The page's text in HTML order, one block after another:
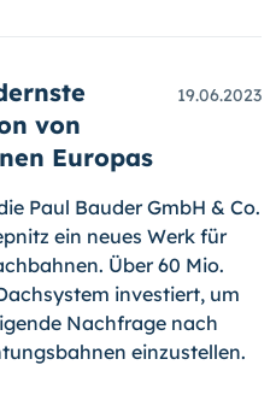
von
Europas
19.06.2023
Paul Bauder GmbH & Co.
ein neues Werk für
Über 60 Mio.
investiert, um
Nachfrage nach
einzustellen.